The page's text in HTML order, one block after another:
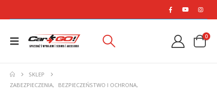
0
SKLEP
ZABEZPIECZENIA, BEZPIECZEŃSTWO I OCHRONA,